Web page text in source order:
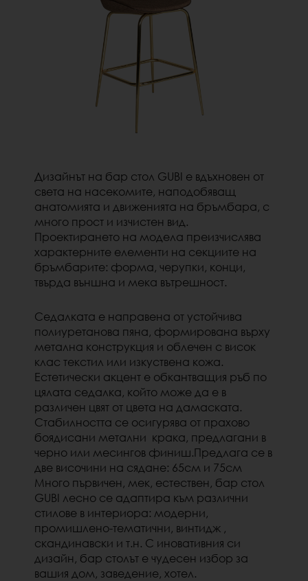
Дизайнът на бар стол GUBI е вдъхновен от
света на насекомите, наподобяващ
анатомията и движенията на бръмбара, с
много прост и изчистен вид.
Проектирането на модела преизчислява
характерните елементи на секциите на
бръмбарите: форма, черупки, конци,
твърда външна и мека вътрешност.
Седалката е направена от устойчива
полиуретанова пяна, формирована върху
метална конструкция и облечен с висок
клас текстил или изкуствена кожа.
Естетически акцент е обкантващия ръб по
цялата седалка, който може да е в
различен цвят от цвета на дамаската.
Стабилността се осигурява от прахово
боядисани метални крака, предлагани в
черно или месингов финиш.Предлага се в
две височини на сядане: 65см и 75см
Много първичен, мек, естествен, бар стол
GUBI лесно се адаптира към различни
стилове в интериора: модерни,
промишлено-тематични, винтидж ,
скандинавски и т.н. С иновативния си
дизайн, бар столът е чудесен избор за
вашия дом, заведение, хотел.